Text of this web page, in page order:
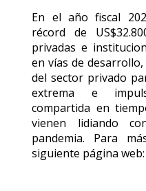
En el año fiscal
récord de
privadas e
en vías de
del sector privado
extrema e
compartida en
vienen lidiando
pandemia. Para
siguiente página